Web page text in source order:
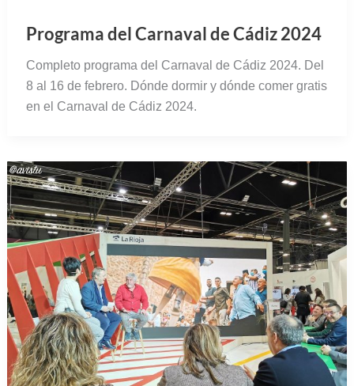
Programa del Carnaval de Cádiz 2024
Completo programa del Carnaval de Cádiz 2024. Del
8 al 16 de febrero. Dónde dormir y dónde comer gratis
en el Carnaval de Cádiz 2024.